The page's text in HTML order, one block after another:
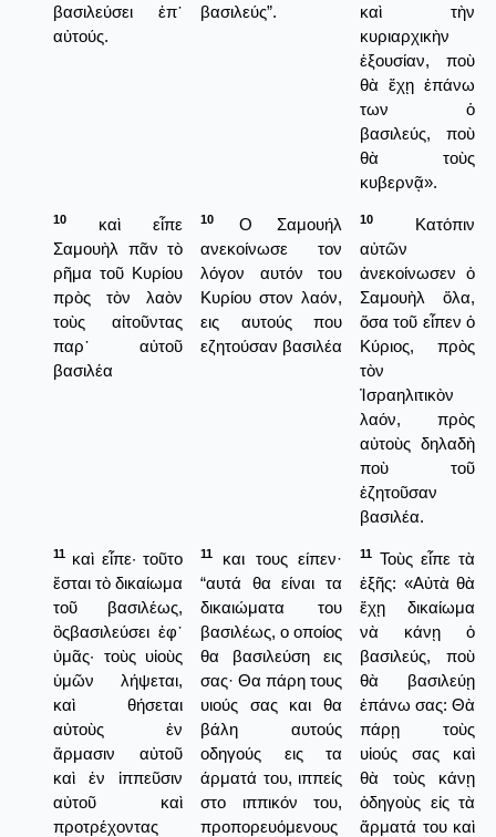
βασιλεύσει ἐπ᾿
αὐτούς.
βασιλεύς”.
καὶ τὴν
κυριαρχικὴν
ἐξουσίαν, ποὺ
θὰ ἔχῃ ἐπάνω
των ὁ
βασιλεύς, ποὺ
θὰ τοὺς
κυβερνᾷ».
10
καὶ εἶπε
Σαμουὴλ πᾶν τὸ
ρῆμα τοῦ Κυρίου
πρὸς τὸν λαὸν
τοὺς αἰτοῦντας
παρ᾿ αὐτοῦ
βασιλέα
10
Ο Σαμουήλ
ανεκοίνωσε τον
λόγον αυτόν του
Κυρίου στον λαόν,
εις αυτούς που
εζητούσαν βασιλέα
10
Κατόπιν
αὐτῶν
ἀνεκοίνωσεν ὁ
Σαμουὴλ ὅλα,
ὅσα τοῦ εἶπεν ὁ
Κύριος, πρὸς
τὸν
Ἰσραηλιτικὸν
λαόν, πρὸς
αὐτοὺς δηλαδὴ
ποὺ τοῦ
ἐζητοῦσαν
βασιλέα.
11 καὶ εἶπε· τοῦτο
ἔσται τὸ δικαίωμα
τοῦ βασιλέως,
ὃςβασιλεύσει ἐφ᾿
ὑμᾶς· τοὺς υἱοὺς
ὑμῶν λήψεται,
καὶ θήσεται
αὐτοὺς ἐν
ἅρμασιν αὐτοῦ
καὶ ἐν ἱππεῦσιν
αὐτοῦ καὶ
προτρέχοντας
11
και τους είπεν·
“αυτά θα είναι τα
δικαιώματα του
βασιλέως, ο οποίος
θα βασιλεύση εις
σας· Θα πάρη τους
υιούς σας και θα
βάλη αυτούς
οδηγούς εις τα
άρματά του, ιππείς
στο ιππικόν του,
προπορευόμενους
11 Τοὺς εἶπε τὰ
ἑξῆς: «Αὐτὰ θὰ
ἔχῃ δικαίωμα
νὰ κάνῃ ὁ
βασιλεύς, ποὺ
θὰ βασιλεύῃ
ἐπάνω σας: Θὰ
πάρῃ τοὺς
υἱούς σας καὶ
θὰ τοὺς κάνῃ
ὁδηγοὺς εἰς τὰ
ἅρματά του καὶ